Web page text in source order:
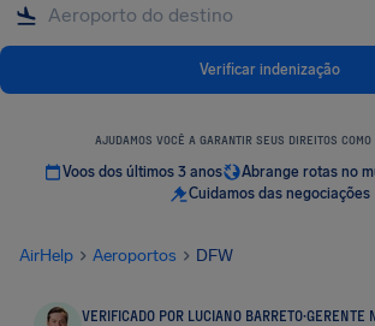
Verificar indenização
AJUDAMOS VOCÊ A GARANTIR SEUS DIREITOS
Voos dos últimos 3 anos
Abrange rotas no
Cuidamos das negociações
AirHelp Aeroportos DFW
VERIFICADO POR LUCIANO BARRETO·GERENTE